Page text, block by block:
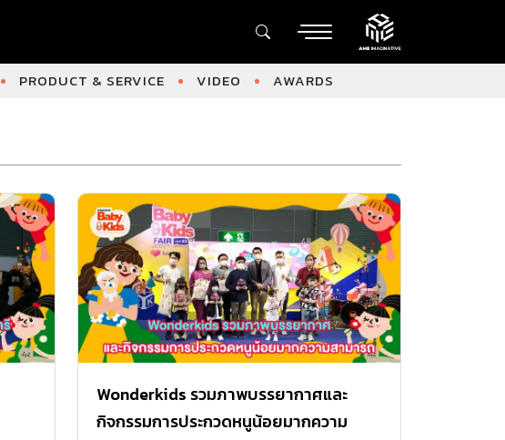
PRODUCT & SERVICE VIDEO AWARDS
Wonderkids รวมภาพบรรยากาศและ
กิจกรรมการประกวดหนูน้อยมากความ